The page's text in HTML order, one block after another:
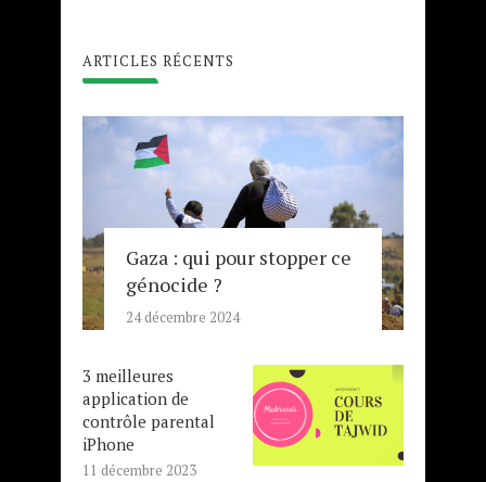
ARTICLES RÉCENTS
Gaza : qui pour stopper ce
génocide ?
24 décembre 2024
3 meilleures
application de
contrôle parental
iPhone
11 décembre 2023